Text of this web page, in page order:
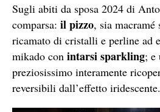
Sugli abiti da sposa 2024 di
comparsa: il pizzo, sia macramé
ricamato di cristalli e perline ad
mikado con intarsi sparkling; e
preziosissimo interamente
reversibili dall’effetto iridescente.